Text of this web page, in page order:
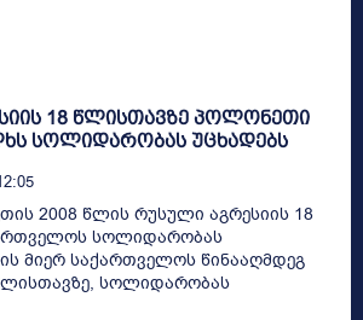
18 წლისთავზე პოლონეთი
სოლიდარობას უცხადებს
2008 წლის რუსული აგრესიის 18
სოლიდარობას
მიერ საქართველოს წინააღმდეგ
სოლიდარობას